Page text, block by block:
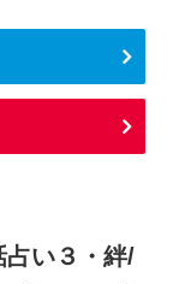
占い３・絆/